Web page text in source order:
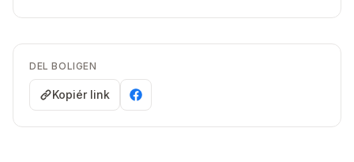
DEL BOLIGEN
Kopiér link